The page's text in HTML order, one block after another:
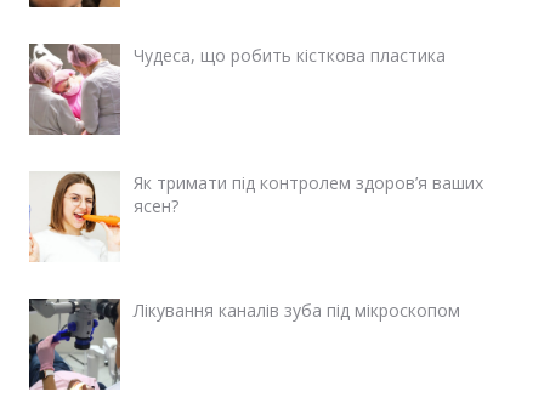
Чудеса, що робить кісткова пластика
Як тримати під контролем здоров’я ваших
ясен?
Лікування каналів зуба під мікроскопом